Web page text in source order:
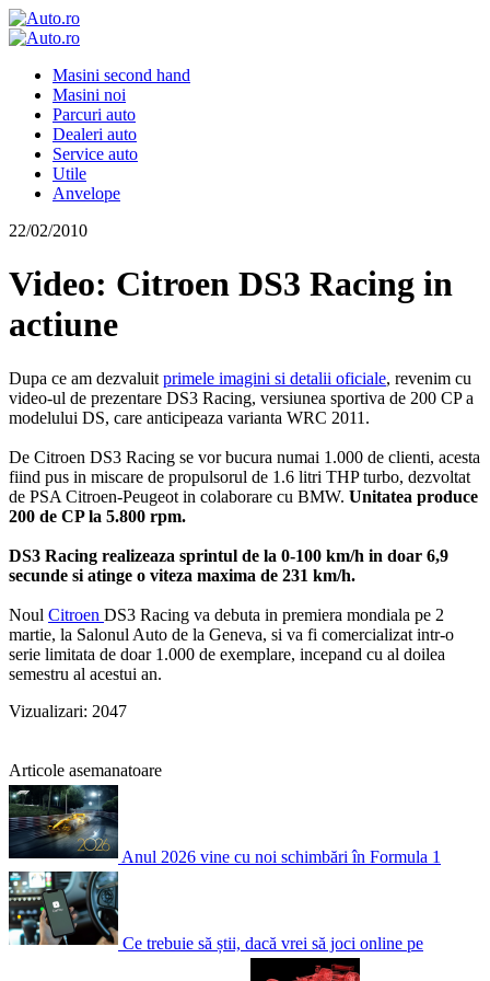
Masini second hand
Masini noi
Parcuri auto
Dealeri auto
Service auto
Utile
Anvelope
22/02/2010
Video: Citroen DS3 Racing in
actiune
Dupa ce am dezvaluit primele imagini si detalii oficiale, revenim cu
video-ul de prezentare DS3 Racing, versiunea sportiva de 200 CP a
modelului DS, care anticipeaza varianta WRC 2011.
De Citroen DS3 Racing se vor bucura numai 1.000 de clienti, acesta
fiind pus in miscare de propulsorul de 1.6 litri THP turbo, dezvoltat
de PSA Citroen-Peugeot in colaborare cu BMW. Unitatea produce
200 de CP la 5.800 rpm.
DS3 Racing realizeaza sprintul de la 0-100 km/h in doar 6,9
secunde si atinge o viteza maxima de 231 km/h.
Noul Citroen DS3 Racing va debuta in premiera mondiala pe 2
martie, la Salonul Auto de la Geneva, si va fi comercializat intr-o
serie limitata de doar 1.000 de exemplare, incepand cu al doilea
semestru al acestui an.
Vizualizari: 2047
Articole asemanatoare
Anul 2026 vine cu noi schimbări în Formula 1
Ce trebuie să știi, dacă vrei să joci online pe